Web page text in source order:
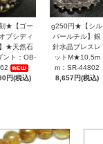
★【ゴー
ブシディ
★天然石
ント：OB-
円(税込)
g250円★【シル
バールチル】銀
針水晶ブレスレ
ットM★10.5m
m：SR-44802
8,657円(税込)